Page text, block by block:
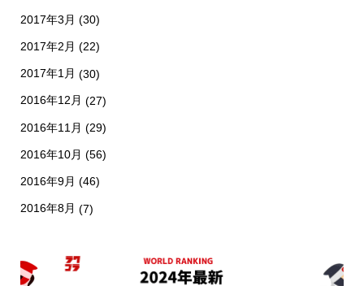
2017年3月 (30)
2017年2月 (22)
2017年1月 (30)
2016年12月 (27)
2016年11月 (29)
2016年10月 (56)
2016年9月 (46)
2016年8月 (7)